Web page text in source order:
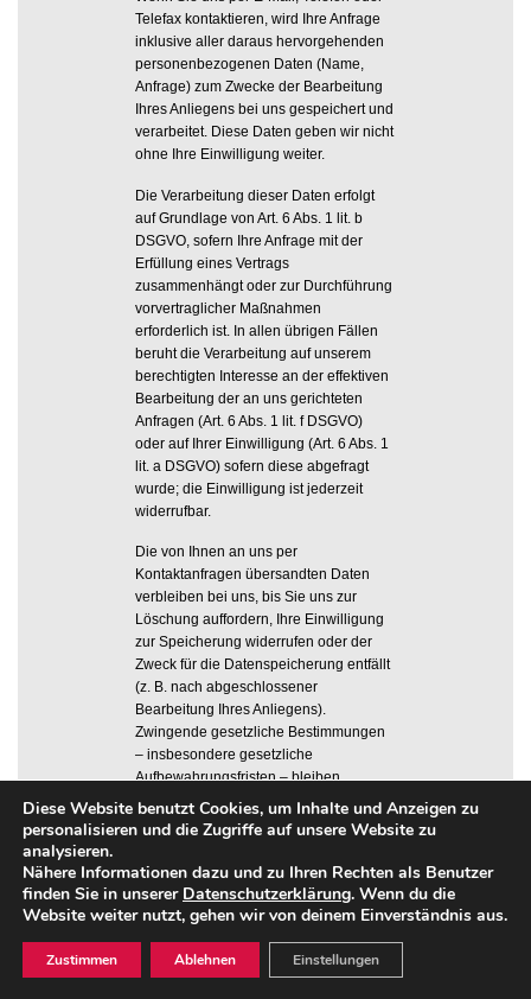
Telefax kontaktieren, wird Ihre Anfrage
inklusive aller daraus hervorgehenden
personenbezogenen Daten (Name,
Anfrage) zum Zwecke der Bearbeitung
Ihres Anliegens bei uns gespeichert und
verarbeitet. Diese Daten geben wir nicht
ohne Ihre Einwilligung weiter.
Die Verarbeitung dieser Daten erfolgt
auf Grundlage von Art. 6 Abs. 1 lit. b
DSGVO, sofern Ihre Anfrage mit der
Erfüllung eines Vertrags
zusammenhängt oder zur Durchführung
vorvertraglicher Maßnahmen
erforderlich ist. In allen übrigen Fällen
beruht die Verarbeitung auf unserem
berechtigten Interesse an der effektiven
Bearbeitung der an uns gerichteten
Anfragen (Art. 6 Abs. 1 lit. f DSGVO)
oder auf Ihrer Einwilligung (Art. 6 Abs. 1
lit. a DSGVO) sofern diese abgefragt
wurde; die Einwilligung ist jederzeit
widerrufbar.
Die von Ihnen an uns per
Kontaktanfragen übersandten Daten
verbleiben bei uns, bis Sie uns zur
Löschung auffordern, Ihre Einwilligung
zur Speicherung widerrufen oder der
Zweck für die Datenspeicherung entfällt
(z. B. nach abgeschlossener
Bearbeitung Ihres Anliegens).
Zwingende gesetzliche Bestimmungen
– insbesondere gesetzliche
Aufbewahrungsfristen – bleiben
unberührt.
5. Analyse Tools
Matomo
Source Webanalysedienst Matomo. Der
Dienst ermöglicht die statistischen
Diese Website benutzt Cookies, um Inhalte und Anzeigen zu
personalisieren und die Zugriffe auf unsere Website zu
analysieren.
Nähere Informationen dazu und zu Ihren Rechten als Benutzer
finden Sie in unserer Datenschutzerklärung. Wenn du die
Website weiter nutzt, gehen wir von deinem Einverständnis aus.
Zustimmen Ablehnen Einstellungen